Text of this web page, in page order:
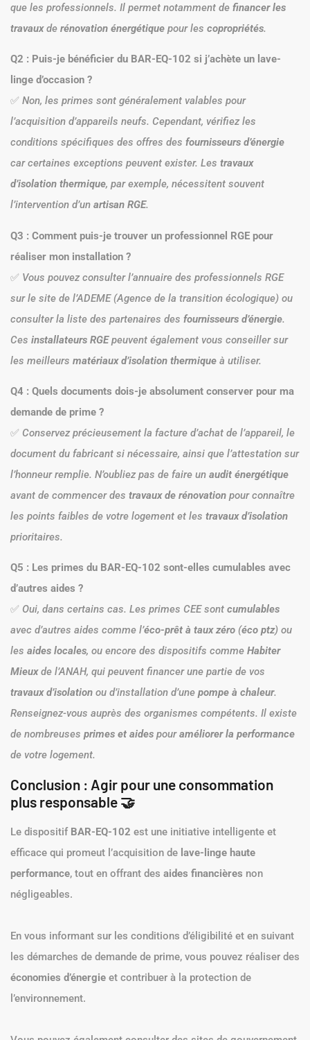
que les professionnels. Il permet notamment de financer les
travauxde rénovation énergétique pour les copropriétés.
Q2 : Puis-je bénéficier du BAR-EQ-102 si j’achète un lave-
linge d’occasion ?
✅ Non, les primes sont généralement valables pour
l’acquisition d’appareils neufs. Cependant, vérifiez les
conditions spécifiques des offres des fournisseurs d’énergie
car certaines exceptions peuvent exister. Les travaux
d’isolation thermique, par exemple, nécessitent souvent
l’intervention d’un artisan RGE.
Q3 : Comment puis-je trouver un professionnel RGE pour
réaliser mon installation ?
✅ Vous pouvez consulter l’annuaire des professionnels RGE
sur le site de l’ADEME (Agence de la transition écologique) ou
consulter la liste des partenaires des fournisseurs d’énergie.
Ces installateurs RGEpeuvent également vous conseiller sur
les meilleurs matériaux d’isolation thermique à utiliser.
Q4 : Quels documents dois-je absolument conserver pour ma
demande de prime ?
✅ Conservez précieusement la facture d’achat de l’appareil, le
document du fabricant si nécessaire, ainsi que l’attestation sur
l’honneur remplie. N’oubliez pas de faire un audit énergétique
avant de commencer des travaux de rénovation pour connaître
les points faibles de votre logement et les travaux d’isolation
prioritaires.
Q5 : Les primes du BAR-EQ-102 sont-elles cumulables avec
d’autres aides ?
✅ Oui, dans certains cas. Les primes CEE sont cumulables
avec d’autres aides comme l’éco-prêt à taux zéro (éco ptz) ou
les aides locales, ou encore des dispositifs comme Habiter
Mieuxde l’ANAH, qui peuvent financer une partie de vos
travaux d’isolation ou d’installation d’une pompe à chaleur.
Renseignez-vous auprès des organismes compétents. Il existe
de nombreuses primes et aides pouraméliorer la performance
de votre logement.
Conclusion : Agir pour une consommation
plus responsable 🤝
Le dispositif BAR-EQ-102 est une initiative intelligente et
efficace qui promeut l’acquisition de lave-linge haute
performance, tout en offrant des aides financières non
négligeables.
En vous informant sur les conditions d’éligibilité et en suivant
les démarches de demande de prime, vous pouvez réaliser des
économies d’énergie et contribuer à la protection de
l’environnement.